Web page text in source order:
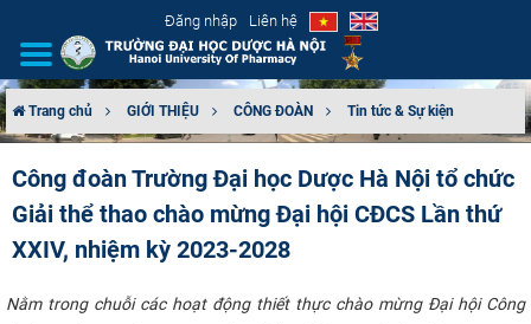
Đăng nhập Liên hệ
CƠ CẤU TỔ CHỨC
TUYỂN SINH
Trang chủ GIỚI THIỆU CÔNG ĐOÀN Tin tức & Sự kiện
Công đoàn Trường Đại học Dược Hà Nội tổ chức
Giải thể thao chào mừng Đại hội CĐCS Lần thứ
XXIV, nhiệm kỳ 2023-2028
Nằm trong chuỗi các hoạt động thiết thực chào mừng Đại hội Công